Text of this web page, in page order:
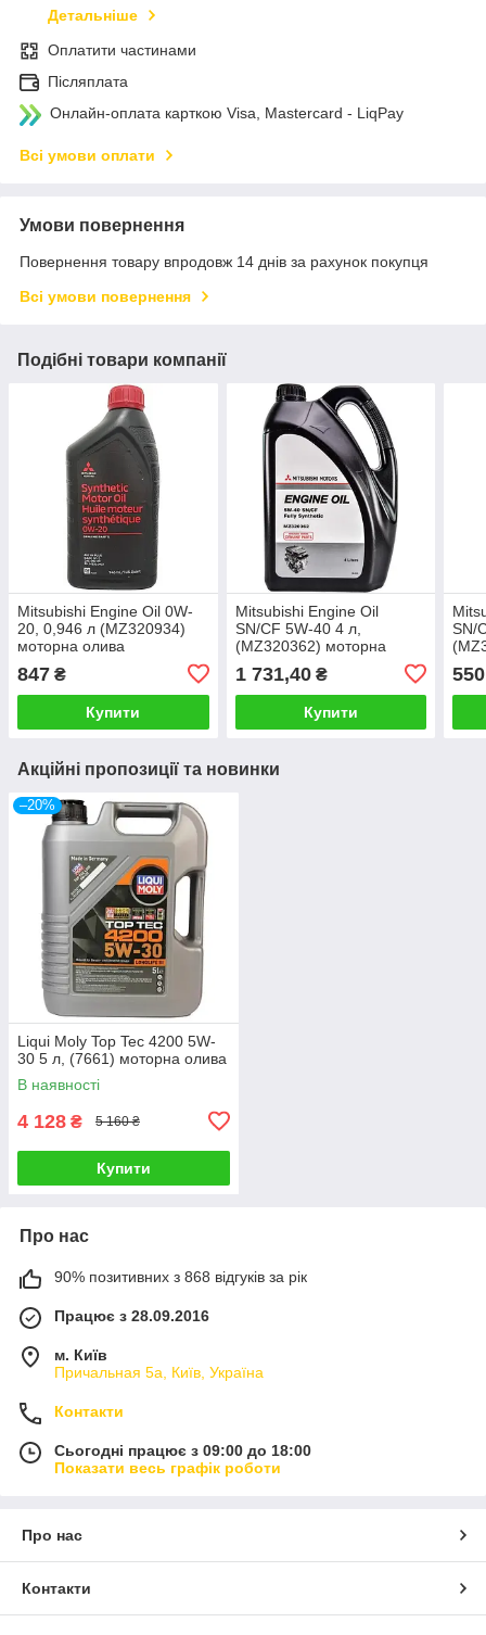
Детальніше
Оплатити частинами
Післяплата
Онлайн-оплата карткою Visa, Mastercard - LiqPay
Всі умови оплати
Умови повернення
Повернення товару впродовж 14 днів за рахунок покупця
Всі умови повернення
Подібні товари компанії
Mitsubishi Engine Oil 0W-
20, 0,946 л (MZ320934)
моторна олива
847 ₴
Купити
Mitsubishi Engine Oil
SN/CF 5W-40 4 л,
(MZ320362) моторна
1 731,40₴
Купити
SN/
550
Акційні пропозиції та новинки
–20%
Liqui Moly Top Tec 4200 5W-
30 5 л, (7661) моторна олива
В наявності
4 128 ₴ 5 160 ₴
Купити
Про нас
90% позитивних з 868 відгуків за рік
Працює з 28.09.2016
м. Київ
Причальная 5а, Київ, Україна
Контакти
Сьогодні працює з 09:00 до 18:00
Показати весь графік роботи
Про нас
Контакти